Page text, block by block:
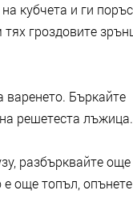
кубчета и ги
гроздовите
варенето. Бъркайте
решетеста лъжица.
разбърквайте
е още топъл,